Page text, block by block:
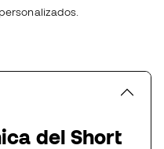
del Short